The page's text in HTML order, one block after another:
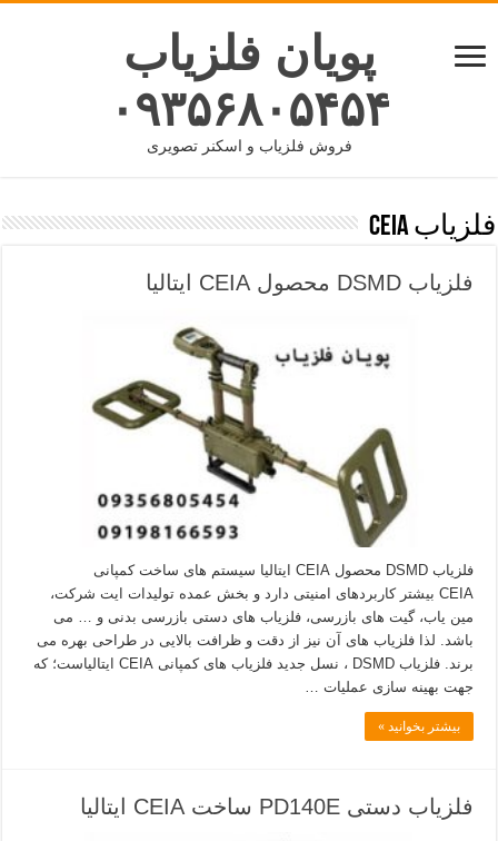
پویان فلزیاب
۰۹۳۵۶۸۰۵۴۵۴
فروش فلزیاب و اسکنر تصویری
فلزیاب CEIA
فلزیاب DSMD محصول CEIA ایتالیا
فلزیاب DSMD محصول CEIA ایتالیا سیستم های ساخت کمپانی
CEIA بیشتر کاربردهای امنیتی دارد و بخش عمده تولیدات ایت شرکت،
مین یاب، گیت های بازرسی، فلزیاب های دستی بازرسی بدنی و … می
باشد. لذا فلزیاب های آن نیز از دقت و ظرافت بالایی در طراحی بهره می
برند. فلزیاب DSMD ، نسل جدید فلزیاب های کمپانی CEIA ایتالیاست؛ که
جهت بهینه سازی عملیات …
بیشتر بخوانید »
فلزیاب دستی PD140E ساخت CEIA ایتالیا